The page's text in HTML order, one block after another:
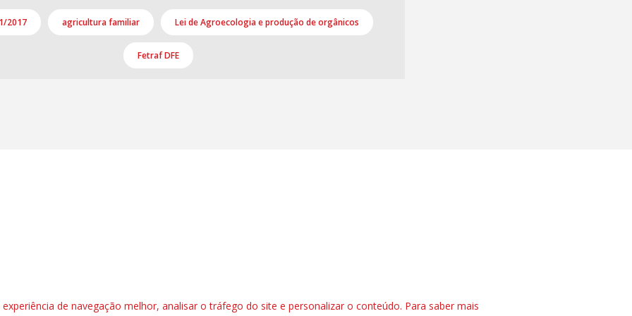
2017 agricultura familiar Lei de Agroecologia e produção de orgânicos
Fetraf DFE
6º andar. Salas 603 a 606 |CEP: 70.304-900
secgeral@fetraf.org.br
de navegação melhor, analisar o tráfego do site e personalizar o conteúdo. Para saber mais